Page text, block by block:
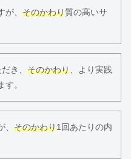
、 そのかわり質の高いサ
き、 そのかわり 、より実践
。
そのかわり1回あたりの内